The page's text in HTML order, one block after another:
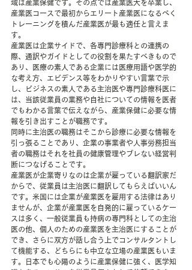
域は産業保健です。その点では産業医大を卒業し、
産業医コースで最初からエリート産業医になるべく
トレーニングを積んだ産業医が最も適任と言えま
す。
産業医は企業サイドで、各専門診療科との連携の
際、通訳やガイドとしての役割を果たすべきもので
あり、医療の素人である企業には医療用語や医学的
な考え方、エビデンス等をわかりやすい言葉で示
し、ビジネスの素人である主治医や専門診療科医に
は、当該従業員の業務や自社についての情報を医者
でもわかる言葉で伝えながら、産業保健に必要な情
報を引き出すことが職務です。
同時に主治医の職務はそこから診療に必要な情報を
引っ張ることであり、企業の事業者や人事労務担当
者の職務はそれを社員の健康管理やブレない経営判
断につなげることです。
産業医が企業寄りなのは企業が雇っている翻訳家だ
からで、従業員は主治医に翻訳してもらえばいいん
です。米国には企業が産業医を雇用する法律はあり
ませんが、企業が産業医を自発的に雇っているケー
スは多く、一般従業員も持病の専門科としての主治
医の他、個人のための産業医を主治医にすることが
でき、さらに双方が話し合う上でコンサルタントし
て機能する、どちらにも中立な立場の産業医もいま
す。日本でも心陽のように産業保健に強く、医学知